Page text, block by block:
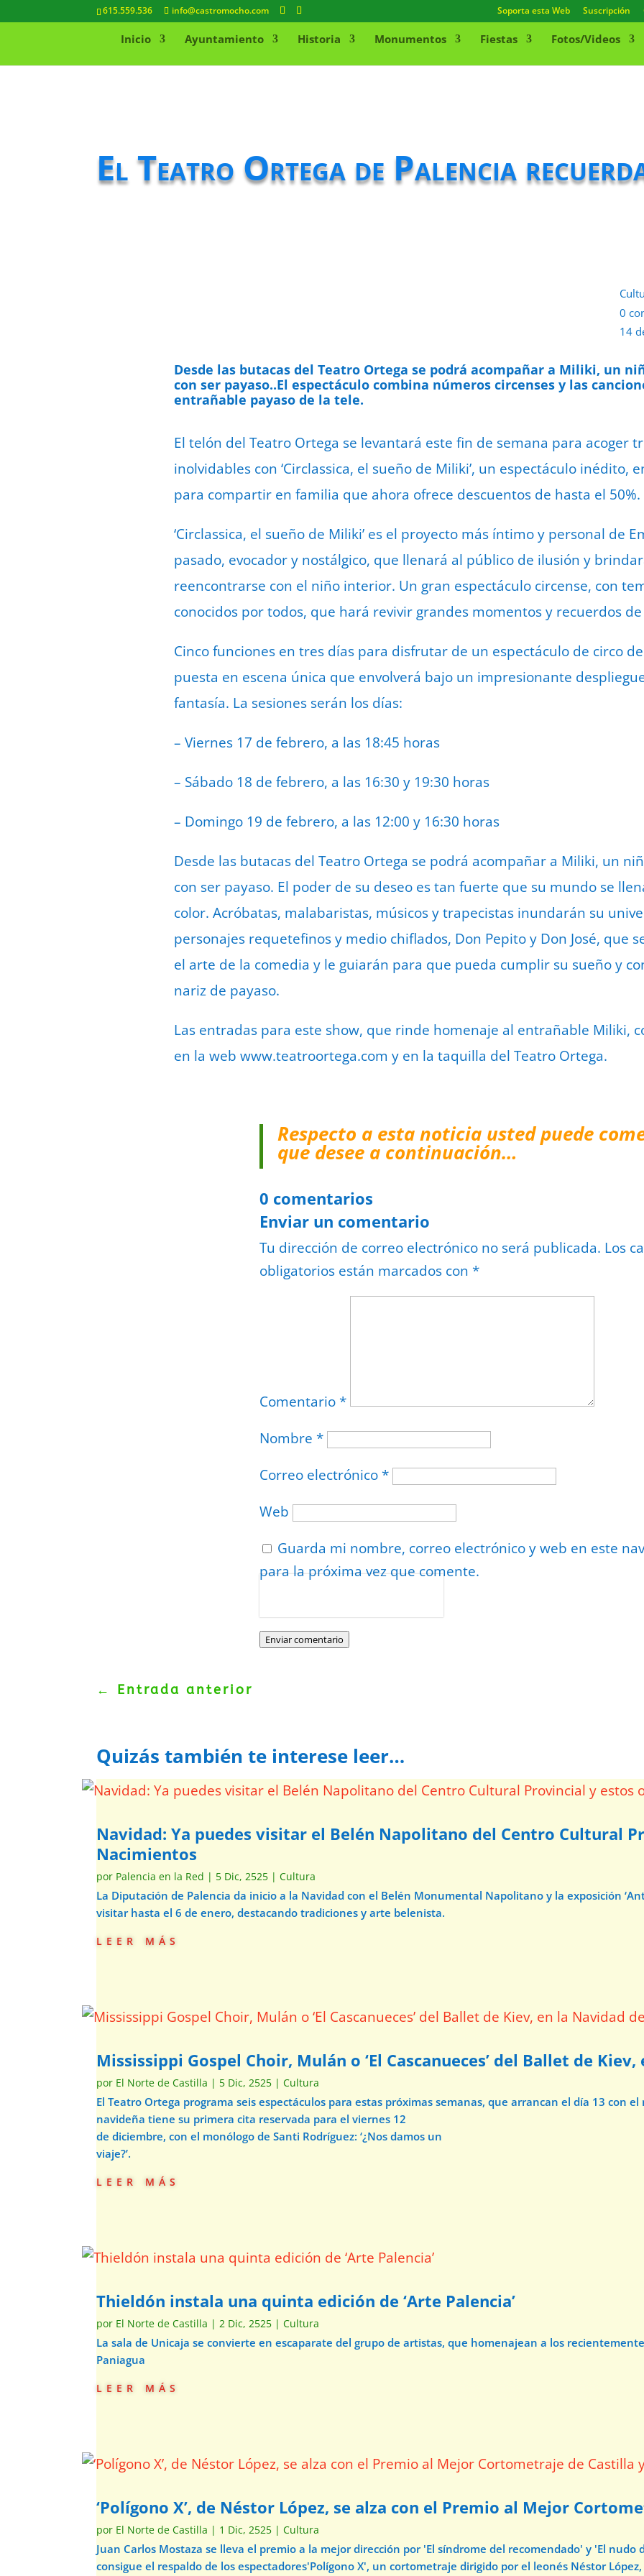
615.559.536 info@castromocho.com Soporta esta Web Suscripción
Inicio Ayuntamiento Historia Monumentos Fiestas Fotos/Videos
El Teatro Ortega de Palencia
0
14
Desde las butacas del Teatro Ortega se podrá acompañar a Miliki, un
con ser payaso..El espectáculo combina números circenses y las
entrañable payaso de la tele.
El telón del Teatro Ortega se levantará este fin de semana para acoger
inolvidables con ‘Circlassica, el sueño de Miliki’, un espectáculo inédito,
para compartir en familia que ahora ofrece descuentos de hasta el 50%.
‘Circlassica, el sueño de Miliki’ es el proyecto más íntimo y personal de
pasado, evocador y nostálgico, que llenará al público de ilusión y
reencontrarse con el niño interior. Un gran espectáculo circense, con
conocidos por todos, que hará revivir grandes momentos y recuerdos
Cinco funciones en tres días para disfrutar de un espectáculo de circo
puesta en escena única que envolverá bajo un impresionante
fantasía. La sesiones serán los días:
– Viernes 17 de febrero, a las 18:45 horas
– Sábado 18 de febrero, a las 16:30 y 19:30 horas
– Domingo 19 de febrero, a las 12:00 y 16:30 horas
Desde las butacas del Teatro Ortega se podrá acompañar a Miliki, un
con ser payaso. El poder de su deseo es tan fuerte que su mundo se
color. Acróbatas, malabaristas, músicos y trapecistas inundarán su
personajes requetefinos y medio chiflados, Don Pepito y Don José, que
el arte de la comedia y le guiarán para que pueda cumplir su sueño y
nariz de payaso.
Las entradas para este show, que rinde homenaje al entrañable Miliki,
en la web www.teatroortega.com y en la taquilla del Teatro Ortega.
Respecto a esta noticia usted puede
que desee a continuación…
0 comentarios
Enviar un comentario
Tu dirección de correo electrónico no será publicada. Los
obligatorios están marcados con *
Comentario *
Nombre *
Correo electrónico *
Web
Guarda mi nombre, correo electrónico y web en este
para la próxima vez que comente.
Enviar comentario
← Entrada anterior
Quizás también te interese leer…
Navidad: Ya puedes visitar el Belén Napolitano del Centro Cultural
Nacimientos
por Palencia en la Red | 5 Dic, 2525 |Cultura
La Diputación de Palencia da inicio a la Navidad con el Belén Monumental Napolitano y la exposición
visitar hasta el 6 de enero, destacando tradiciones y arte belenista.
leer más
Mississippi Gospel Choir, Mulán o ‘El Cascanueces’ del Ballet de
por El Norte de Castilla | 5 Dic, 2525 |Cultura
El Teatro Ortega programa seis espectáculos para estas próximas semanas, que arrancan el día 13 con
navideña tiene su primera cita reservada para el viernes 12
de diciembre, con el monólogo de Santi Rodríguez: ‘¿Nos damos un
viaje?’.
leer más
Thieldón instala una quinta edición de ‘Arte Palencia’
por El Norte de Castilla |2 Dic, 2525 |Cultura
La sala de Unicaja se convierte en escaparate del grupo de artistas, que homenajean a los
Paniagua
leer más
‘Polígono X’, de Néstor López, se alza con el Premio al Mejor
por El Norte de Castilla | 1 Dic, 2525 |Cultura
Juan Carlos Mostaza se lleva el premio a la mejor dirección por 'El síndrome del recomendado' y 'El nudo
consigue el respaldo de los espectadores'Polígono X', un cortometraje dirigido por el leonés Néstor López,